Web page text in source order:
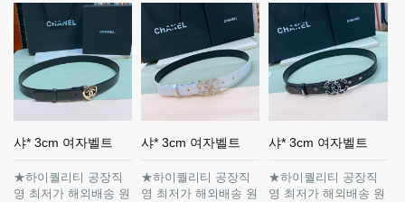
샤* 3cm 여자벨트
★하이퀄리티 공장직
영 최저가 해외배송 원
샤* 3cm 여자벨트
★하이퀄리티 공장직
영 최저가 해외배송 원
샤* 3cm 여자벨트
★하이퀄리티 공장직
영 최저가 해외배송 원